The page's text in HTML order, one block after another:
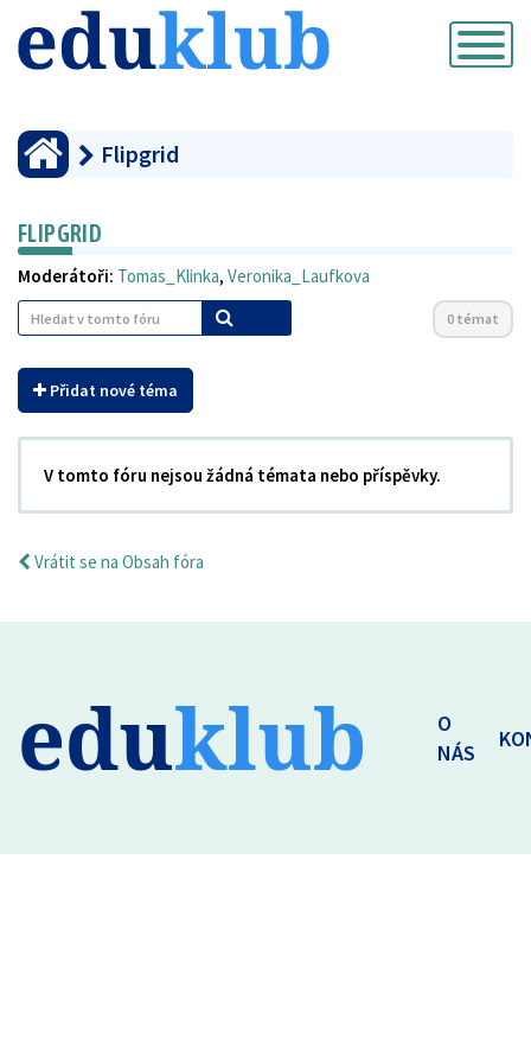
Přepnout
navigaci
Flipgrid
FLIPGRID
Moderátoři: Tomas_Klinka, Veronika_Laufkova
0 témat
Přidat nové téma
V tomto fóru nejsou žádná témata nebo příspěvky.
Vrátit se na Obsah fóra
eduklub
O
NÁS